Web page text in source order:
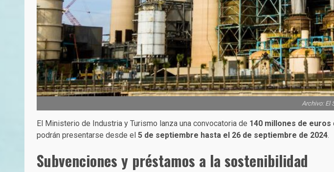
Archivo: El
El Ministerio de Industria y Turismo lanza una convocatoria de 140 millones de euros
podrán presentarse desde el 5 de septiembre hasta el 26 de septiembre de 2024.
Subvenciones y préstamos a la sostenibilidad